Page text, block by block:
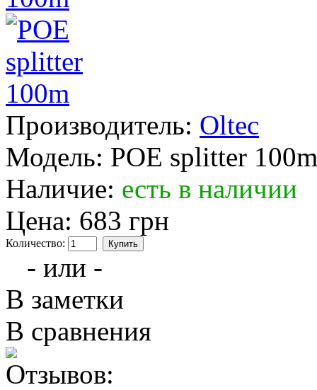
Производитель: Oltec
Модель: POE splitter 100m
Наличие: есть в наличии
Цена: 683 грн
Количество:
- или -
В заметки
В сравнения